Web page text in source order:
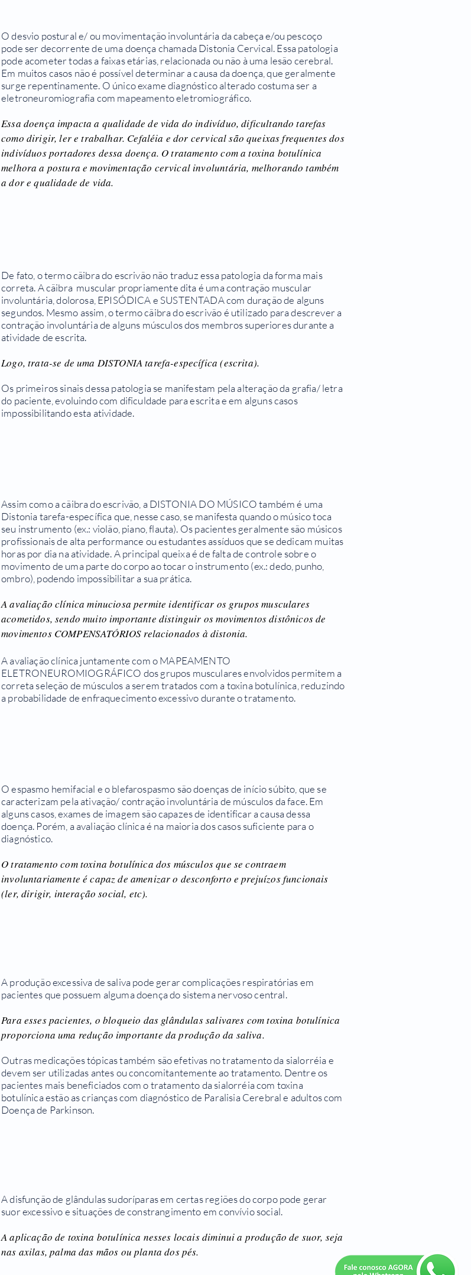
O desvio postural e/ ou movimentação involuntária da cabeça e/ou pescoço
pode ser decorrente de uma doença chamada Distonia Cervical. Essa patologia
pode acometer todas a faixas etárias, relacionada ou não à uma lesão cerebral.
Em muitos casos não é possível determinar a causa da doença, que geralmente
surge repentinamente. O único exame diagnóstico alterado costuma ser a
eletroneuromiografia com mapeamento eletromiográfico.
Essa doença impacta a qualidade de vida do indivíduo, dificultando tarefas
como dirigir, ler e trabalhar. Cefaléia e dor cervical são queixas frequentes dos
indivíduos portadores dessa doença. O tratamento com a toxina botulínica
melhora a postura e movimentação cervical involuntária, melhorando também
a dor e qualidade de vida.
De fato, o termo cãibra do escrivão não traduz essa patologia da forma mais
correta. A cãibra muscular propriamente dita é uma contração muscular
involuntária, dolorosa, EPISÓDICA e SUSTENTADA com duração de alguns
segundos. Mesmo assim, o termo cãibra do escrivão é utilizado para descrever a
contração involuntária de alguns músculos dos membros superiores durante a
atividade de escrita.
Logo, trata-se de uma DISTONIA tarefa-específica (escrita).
Os primeiros sinais dessa patologia se manifestam pela alteração da grafia/ letra
do paciente, evoluindo com dificuldade para escrita e em alguns casos
impossibilitando esta atividade.
Assim como a cãibra do escrivão, a DISTONIA DO MÚSICO também é uma
Distonia tarefa-específica que, nesse caso, se manifesta quando o músico toca
seu instrumento (ex.: violão, piano, flauta). Os pacientes geralmente são músicos
profissionais de alta performance ou estudantes assíduos que se dedicam muitas
horas por dia na atividade. A principal queixa é de falta de controle sobre o
movimento de uma parte do corpo ao tocar o instrumento (ex.: dedo, punho,
ombro), podendo impossibilitar a sua prática.
A avaliação clínica minuciosa permite identificar os grupos musculares
acometidos, sendo muito importante distinguir os movimentos distônicos de
movimentos COMPENSATÓRIOS relacionados à distonia.
A avaliação clínica juntamente com o MAPEAMENTO
ELETRONEUROMIOGRÁFICO dos grupos musculares envolvidos permitem a
correta seleção de músculos a serem tratados com a toxina botulínica, reduzindo
a probabilidade de enfraquecimento excessivo durante o tratamento.
O espasmo hemifacial e o blefarospasmo são doenças de início súbito, que se
caracterizam pela ativação/ contração involuntária de músculos da face. Em
alguns casos, exames de imagem são capazes de identificar a causa dessa
doença. Porém, a avaliação clínica é na maioria dos casos suficiente para o
diagnóstico.
O tratamento com toxina botulínica dos músculos que se contraem
involuntariamente é capaz de amenizar o desconforto e prejuízos funcionais
(ler, dirigir, interação social, etc).
A produção excessiva de saliva pode gerar complicações respiratórias em
pacientes que possuem alguma doença do sistema nervoso central.
Para esses pacientes, o bloqueio das glândulas salivares com toxina botulínica
proporciona uma redução importante da produção da saliva.
Outras medicações tópicas também são efetivas no tratamento da sialorréia e
devem ser utilizadas antes ou concomitantemente ao tratamento. Dentre os
pacientes mais beneficiados com o tratamento da sialorréia com toxina
botulínica estão as crianças com diagnóstico de Paralisia Cerebral e adultos com
Doença de Parkinson.
A disfunção de glândulas sudoríparas em certas regiões do corpo pode gerar
suor excessivo e situações de constrangimento em convívio social.
A aplicação de toxina botulínica nesses locais diminui a produção de suor, seja
nas axilas, palma das mãos ou planta dos pés.